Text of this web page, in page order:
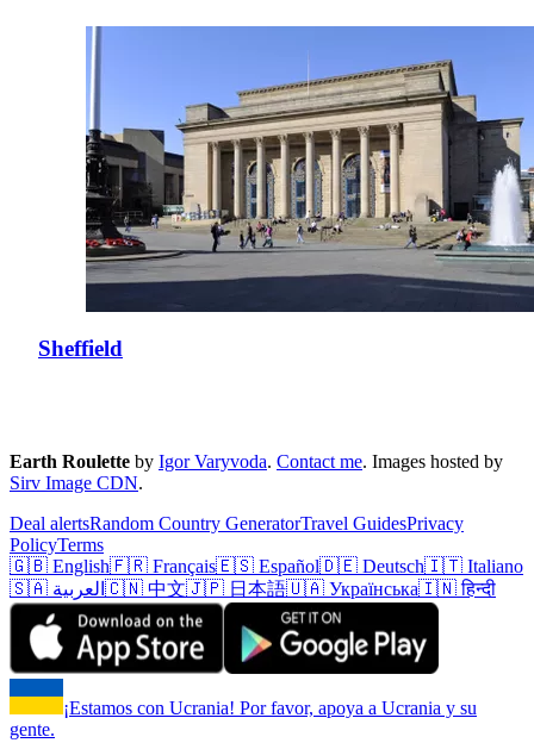
Sheffield
Earth Roulette by Igor Varyvoda. Contact me. Images hosted by
Sirv Image CDN.
Deal alertsRandom Country GeneratorTravel GuidesPrivacy
PolicyTerms
🇬🇧 English🇫🇷 Français🇪🇸 Español🇩🇪 Deutsch🇮🇹 Italiano
🇸🇦 العربية 🇨🇳 中文🇯🇵 日本語🇺🇦 Українська🇮🇳 हिन्दी
¡Estamos con Ucrania! Por favor, apoya a Ucrania y su
gente.